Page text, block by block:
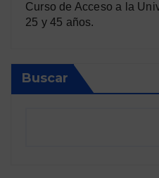
Curso de Acceso a la
25 y 45 años.
Buscar